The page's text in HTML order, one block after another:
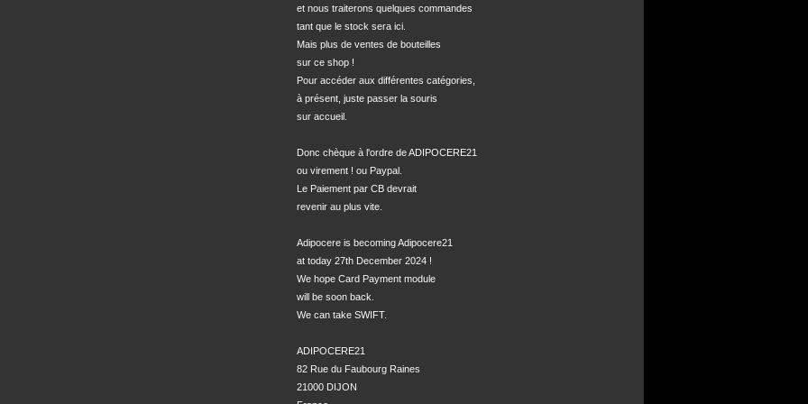
et nous traiterons quelques commandes
tant que le stock sera ici.
Mais plus de ventes de bouteilles
sur ce shop !
Pour accéder aux différentes catégories,
à présent, juste passer la souris
sur accueil.
Donc chèque à l'ordre de ADIPOCERE21
ou virement ! ou Paypal.
Le Paiement par CB devrait
revenir au plus vite.
Adipocere is becoming Adipocere21
at today 27th December 2024 !
We hope Card Payment module
will be soon back.
We can take SWIFT.
ADIPOCERE21
82 Rue du Faubourg Raines
21000 DIJON